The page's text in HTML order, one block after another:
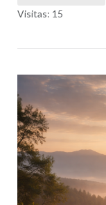
Visitas: 15